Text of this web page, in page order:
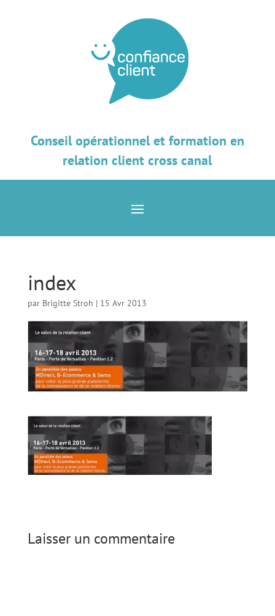
Conseil opérationnel et formation en
relation client cross canal
index
par Brigitte Stroh | 15 Avr 2013
Laisser un commentaire